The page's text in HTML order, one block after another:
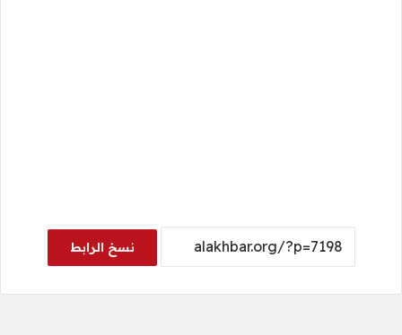
نسخ الرابط